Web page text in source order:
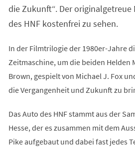
die Zukunft“. Der originalgetreue
des HNF kostenfrei zu sehen.
In der Filmtrilogie der 1980er-Jahre
Zeitmaschine, um die beiden Helden
Brown, gespielt von Michael J. Fox
die Vergangenheit und Zukunft zu
Das Auto des HNF stammt aus der
Hesse, der es zusammen mit dem
Pike aufgebaut und dabei fast jedes